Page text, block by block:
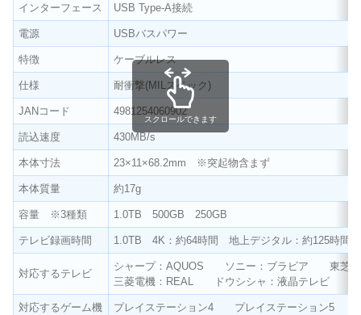
インターフェース USB Type-A接続
電源 USBバスパワー
特徴 ケーブルレス
仕様 耐衝撃(MILスペック)
JANコード 4981254060902
読込速度 430MB/s
本体寸法 23×11×68.2mm ※突起物含まず
本体質量 約17g
容量 ※3種類 1.0TB 500GB 250GB
テレビ録画時間 1.0TB 4K：約64時間 地上デジタル：約125時間
対応するテレビ
シャープ：AQUOS ソニー：ブラビア 東芝
三菱電機：REAL ドウシシャ：液晶テレビ
対応するゲーム機 プレイステーション4 プレイステーション5
スクロールできます